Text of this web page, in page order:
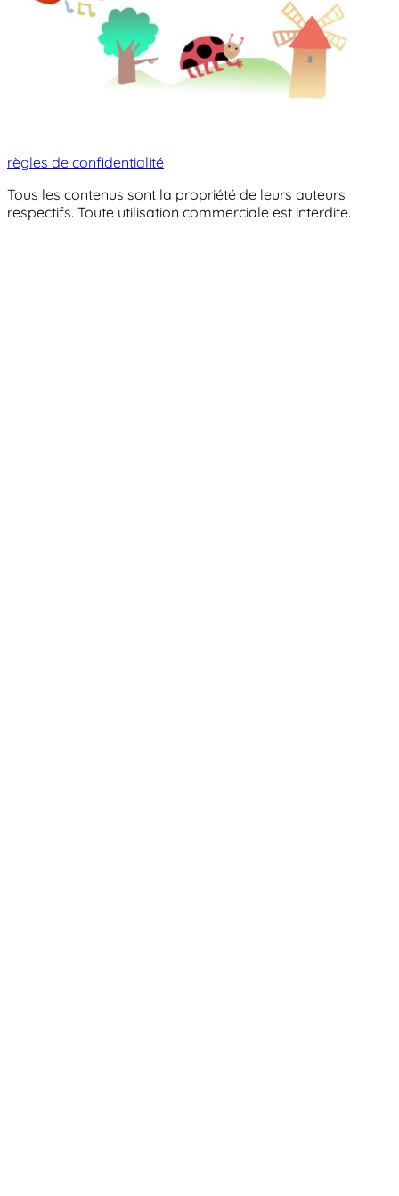
règles de confidentialité
Tous les contenus sont la propriété de leurs auteurs
respectifs. Toute utilisation commerciale est interdite.